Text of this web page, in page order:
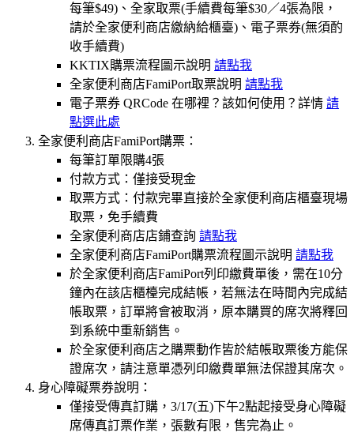
每筆$49)、全家取票(手續費每筆$30／4張為限，
請於全家便利商店繳納給櫃臺)、電子票券(無須酌
收手續費)
KKTIX購票流程圖示說明 請點我
全家便利商店FamiPort取票說明 請點我
電子票券 QRCode 在哪裡？該如何使用？詳情 請
點選此處
全家便利商店FamiPort購票：
每筆訂單限購4張
付款方式：僅接受現金
取票方式：付款完畢直接於全家便利商店櫃臺現場
取票，免手續費
全家便利商店店鋪查詢 請點我
全家便利商店FamiPort購票流程圖示說明 請點我
於全家便利商店FamiPort列印繳費單後，需在10分
鐘內在該店櫃檯完成結帳，若無法在時間內完成結
帳取票，訂單將會被取消，原本購買的席次將釋回
到系統中重新銷售。
於全家便利商店之購票動作皆於結帳取票後方能保
證席次，請注意單憑列印繳費單無法保證其席次。
身心障礙票券說明：
僅接受傳真訂購，3/17(五)下午2點起接受身心障礙
席傳真訂票作業，張數有限，售完為止。